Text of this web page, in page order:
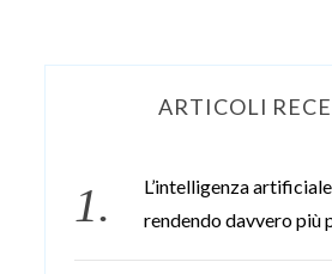
ARTICOLI
L’intelligenza
rendendo davvero più